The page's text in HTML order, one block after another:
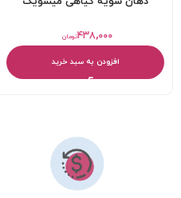
تومان۴۳۸,۰۰۰
افزودن به سبد خرید